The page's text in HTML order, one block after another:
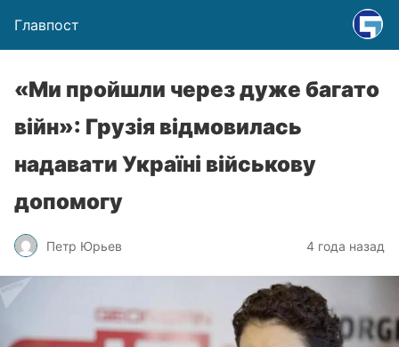
Главпост
«Ми пройшли через дуже багато
війн»: Грузія відмовилась
надавати Україні військову
допомогу
Петр Юрьев 4 года назад